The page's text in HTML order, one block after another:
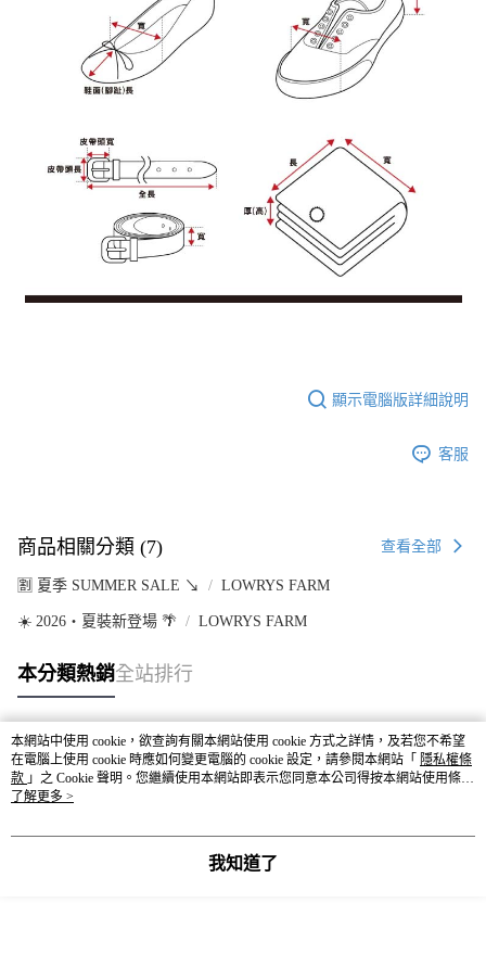
顯示電腦版詳細說明
客服
商品相關分類 (7) 查看全部
🈹 夏季 SUMMER SALE ↘️ LOWRYS FARM
☀️ 2026・夏裝新登場 🌴 LOWRYS FARM
本分類熱銷全站排行
熱門標籤
本網站中使用 cookie，欲查詢有關本網站使用 cookie 方式之詳情，及若您不希望
在電腦上使用 cookie 時應如何變更電腦的 cookie 設定，請參閱本網站「 隱私權條
款 」之 Cookie 聲明。您繼續使用本網站即表示您同意本公司得按本網站使用條款
之 Cookie 聲明使用 cookie。
了解更多 >
我知道了